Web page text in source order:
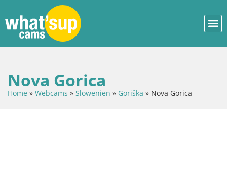
Nova Gorica
Home » Webcams » Slowenien » Goriška » Nova Gorica